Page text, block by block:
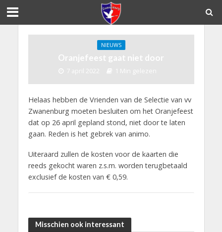
NIEUWS
Oranjefeest gaat niet door
7 april 2022 1 Min gelezen
Helaas hebben de Vrienden van de Selectie van vv
Zwanenburg moeten besluiten om het Oranjefeest
dat op 26 april gepland stond, niet door te laten
gaan. Reden is het gebrek van animo.
Uiteraard zullen de kosten voor de kaarten die
reeds gekocht waren z.s.m. worden terugbetaald
exclusief de kosten van € 0,59.
Misschien ook interessant